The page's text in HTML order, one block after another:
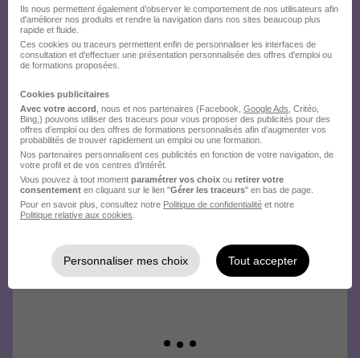
Créez votre compte Hellowork et
envoyez votre candidature !
Ils nous permettent également d’observer le comportement de nos utilisateurs afin
d'améliorer nos produits et rendre la navigation dans nos sites beaucoup plus
rapide et fluide.
Ces cookies ou traceurs permettent enfin de personnaliser les interfaces de
consultation et d'effectuer une présentation personnalisée des offres d'emploi ou
de formations proposées.
Cookies publicitaires
Avec votre accord , nous et nos partenaires (Facebook, Google Ads , Critéo,
Bing,) pouvons utiliser des traceurs pour vous proposer des publicités pour des
offres d’emploi ou des offres de formations personnalisés afin d’augmenter vos
probabilités de trouver rapidement un emploi ou une formation.
Nos partenaires personnalisent ces publicités en fonction de votre navigation, de
votre profil et de vos centres d’intérêt.
Vous pouvez à tout moment paramétrer vos choix ou retirer votre
consentement en cliquant sur le lien "Gérer les traceurs" en bas de page.
Pour en savoir plus, consultez notre Politique de confidentialité et notre
Politique relative aux cookies
Personnaliser mes choix Tout accepter